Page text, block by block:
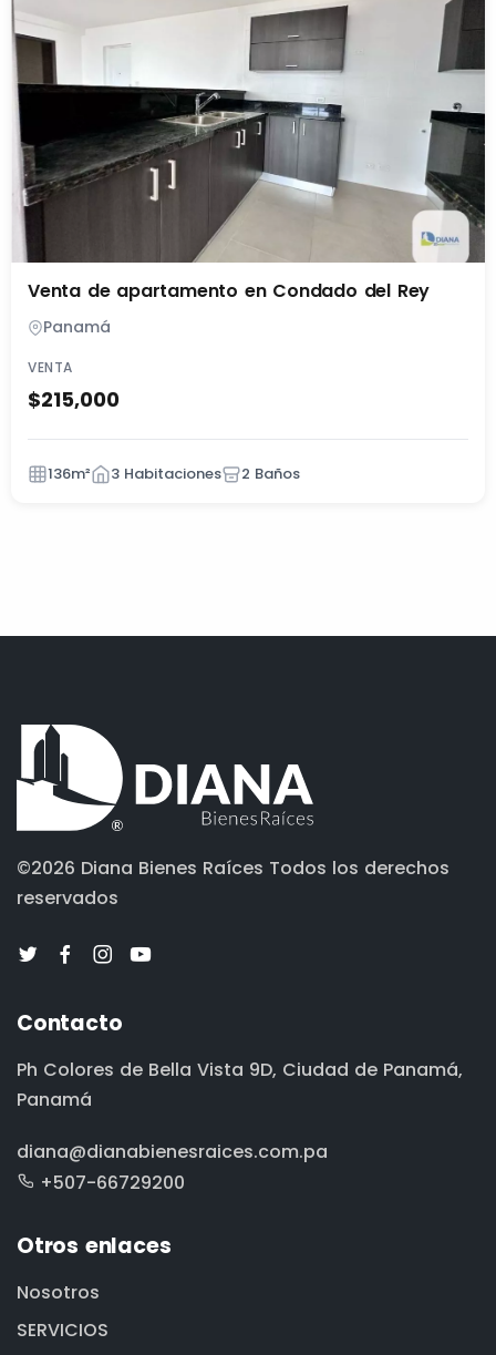
Venta de apartamento en Condado del Rey
Panamá
VENTA
$215,000
136m² 3 Habitaciones 2 Baños
©2026 Diana Bienes Raíces Todos los derechos
reservados
Contacto
Ph Colores de Bella Vista 9D, Ciudad de Panamá,
Panamá
diana@dianabienesraices.com.pa
+507-66729200
Otros enlaces
Nosotros
SERVICIOS